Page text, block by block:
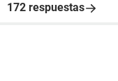
172 respuestas